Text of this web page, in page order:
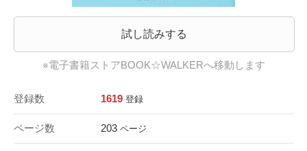
試し読みする
※電子書籍ストアBOOK☆WALKERへ移動します
登録数 1619 登録
ページ数 203 ページ